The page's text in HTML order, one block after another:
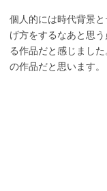
個人的には時代背景
げ方をするなあと思
る作品だと感じまし
の作品だと思います。